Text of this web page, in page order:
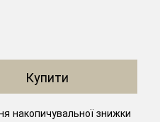
Купити
накопичувальної знижки